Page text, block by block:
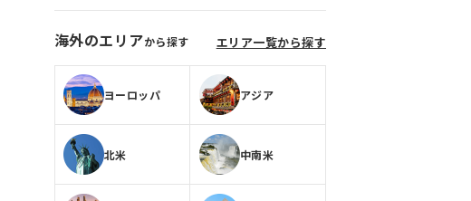
海外のエリアから探す エリア一覧から探す
ヨーロッパ アジア
北米 中南米